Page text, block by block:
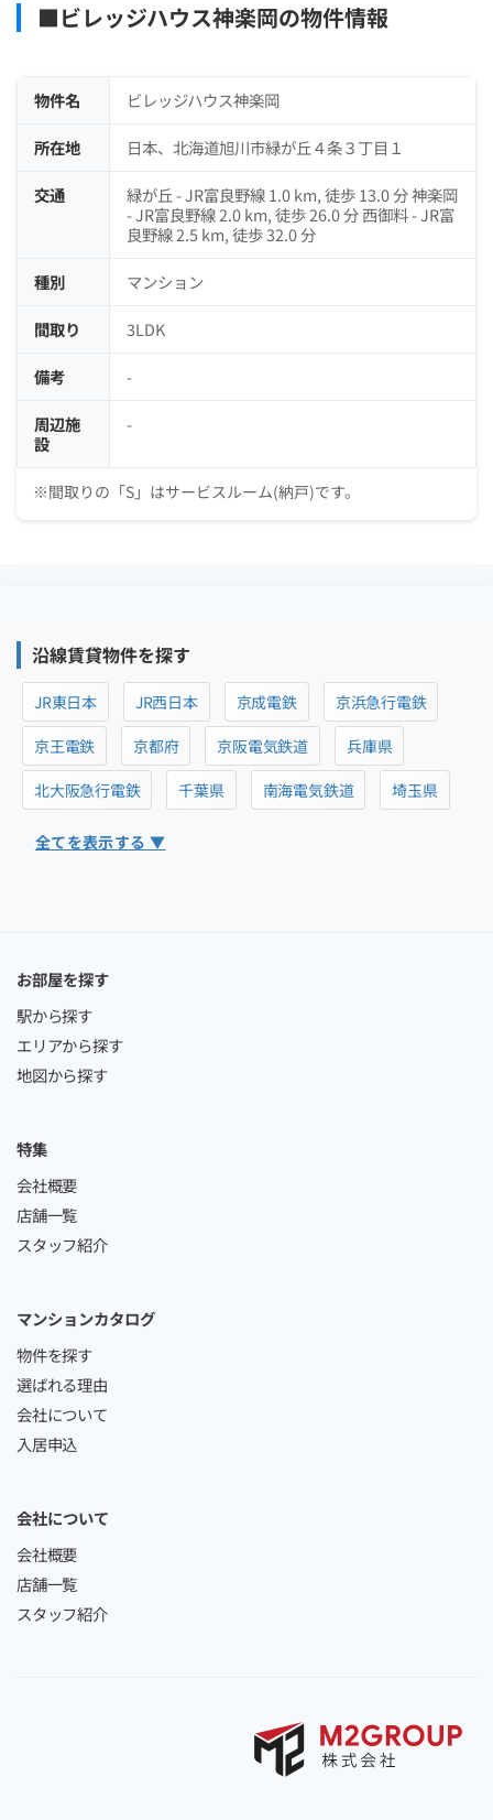
■ビレッジハウス神楽岡の物件情報
物件名 ビレッジハウス神楽岡
所在地 日本、北海道旭川市緑が丘４条３丁目１
交通
緑が丘 - JR富良野線 1.0 km, 徒歩 13.0 分 神楽岡
- JR富良野線 2.0 km, 徒歩 26.0 分 西御料 - JR富
良野線 2.5 km, 徒歩 32.0 分
種別 マンション
間取り 3LDK
備考 -
周辺施
設
-
※間取りの「S」はサービスルーム(納戸)です。
沿線賃貸物件を探す
JR東日本 JR西日本 京成電鉄
京浜急行電鉄
京王電鉄
京都府 京阪電気鉄道
兵庫県
北大阪急行電鉄
千葉県 南海電気鉄道 埼玉県
全てを表示する ▼
お部屋を探す
駅から探す
エリアから探す
地図から探す
特集
会社概要
店舗一覧
スタッフ紹介
マンションカタログ
物件を探す
選ばれる理由
会社について
入居申込
会社について
会社概要
店舗一覧
スタッフ紹介